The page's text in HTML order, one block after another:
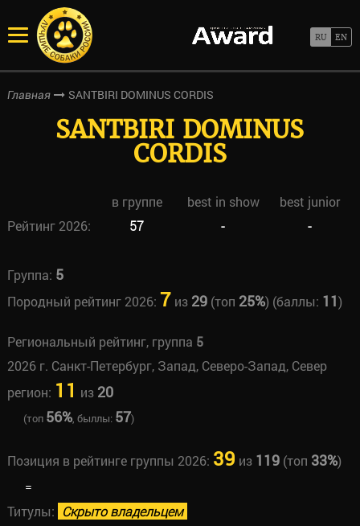
Главная SANTBIRI DOMINUS CORDIS
SANTBIRI DOMINUS
CORDIS
в группе best in show
best junior
Рейтинг 2026:
57 - -
Группа: 5
Породный рейтинг 2026: 7 из 29(топ 25%) (баллы: 11)
Региональный рейтинг, группа 5
2026 г. Санкт-Петербург, Запад, Северо-Запад, Север
регион: 11 из 20
(топ 56%, быллы: 57)
Позиция в рейтинге группы 2026: 39 из 119(топ 33%)
=
Титулы: Скрыто владельцем